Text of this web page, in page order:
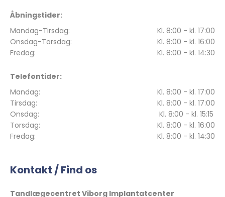
Åbningstider:
Mandag-Tirsdag:
Onsdag-Torsdag:
Fredag:
Kl. 8:00 - kl. 17:00
Kl. 8:00 - kl. 16:00
Kl. 8:00 - kl. 14:30
Telefontider:
Mandag:
Tirsdag:
Onsdag:
Torsdag:
Fredag:
Kl. 8:00 - kl. 17:00
Kl. 8:00 - kl. 17:00
Kl. 8:00 - kl. 15:15
Kl. 8:00 - kl. 16:00
Kl. 8:00 - kl. 14:30
Kontakt / Find os
Tandlægecentret Viborg Implantatcenter